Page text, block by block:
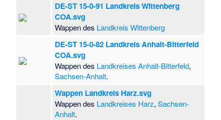
der Bodendenkmale
der Feldsteinkirchen
im Fläming ·Liste
der Finanzämter in
Liste der
Herrenkrug
der Kulturdenkmale
DE-ST 15-0-91 Landkreis Wittenberg
COA.svg
Wappen des Landkreis Wittenberg
DE-ST 15-0-82 Landkreis Anhalt-Bitterfeld
COA.svg
Wappen des Landkreises Anhalt-Bitterfeld,
Sachsen-Anhalt.
Wappen Landkreis Harz.svg
Wappen des Landkreises Harz,Sachsen-
Anhalt.